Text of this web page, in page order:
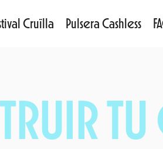
Cruïlla Pulsera Cashless